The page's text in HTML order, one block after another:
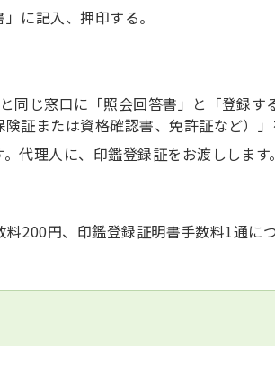
に記入、押印する。
同じ窓口に「照会回答書」と「登録
証または資格確認書、免許証など）」
代理人に、印鑑登録証をお渡ししま
200円、印鑑登録証明書手数料1通に